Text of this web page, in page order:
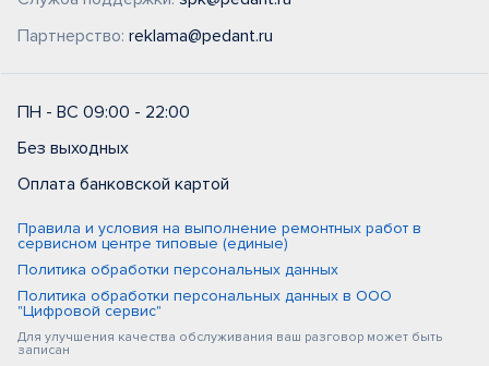
Партнерство: reklama@pedant.ru
ПН - ВС 09:00 - 22:00
Без выходных
Оплата банковской картой
Правила и условия на выполнение ремонтных работ в
сервисном центре типовые (единые)
Политика обработки персональных данных
Политика обработки персональных данных в ООО
"Цифровой сервис"
Для улучшения качества обслуживания ваш разговор может быть
записан